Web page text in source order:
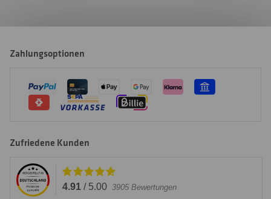
Zahlungsoptionen
Zufriedene Kunden
4.91 / 5.00 3905 Bewertungen